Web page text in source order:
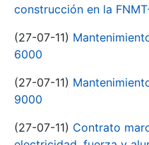
construcción en la
(27-07-11)
6000
(27-07-11)
9000
(27-07-11) Contrato